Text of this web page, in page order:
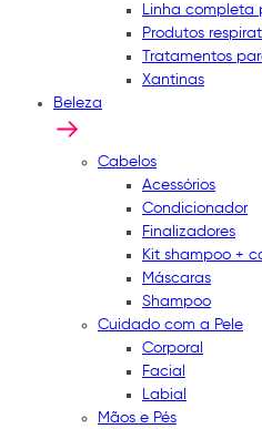
Linha completa
Produtos
Tratamentos
Xantinas
Beleza
Cabelos
Acessórios
Condicionador
Finalizadores
Kit shampoo +
Máscaras
Shampoo
Cuidado com a Pele
Corporal
Facial
Labial
Mãos e Pés